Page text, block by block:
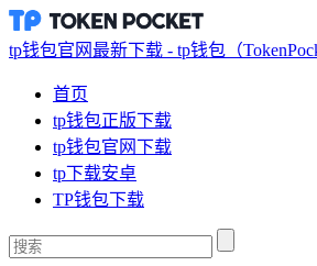
tp钱包官网最新下载 - tp钱包（
首页
tp钱包正版下载
tp钱包官网下载
tp下载安卓
TP钱包下载